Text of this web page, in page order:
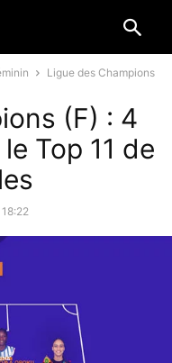
Ligue des Champions
(F) : 4
Top 11 de